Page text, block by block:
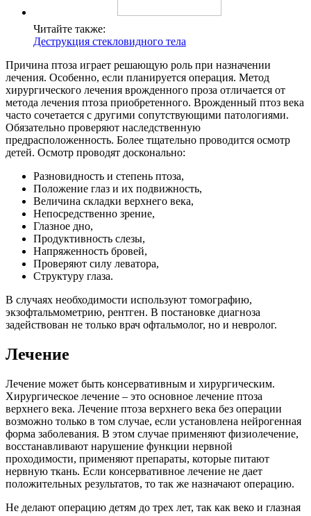
Читайте также:
Деструкция стекловидного тела
Причина птоза играет решающую роль при назначении
лечения. Особенно, если планируется операция. Метод
хирургического лечения врожденного проза отличается от
метода лечения птоза приобретенного. Врожденный птоз века
часто сочетается с другими сопутствующими патологиями.
Обязательно проверяют наследственную
предрасположенность. Более тщательно проводится осмотр
детей. Осмотр проводят досконально:
Разновидность и степень птоза,
Положение глаз и их подвижность,
Величина складки верхнего века,
Непосредственно зрение,
Глазное дно,
Продуктивность слезы,
Напряженность бровей,
Проверяют силу леватора,
Структуру глаза.
В случаях необходимости используют томографию,
экзофтальмометрию, рентген. В постановке диагноза
задействован не только врач офтальмолог, но и невролог.
Лечение
Лечение может быть консервативным и хирургическим.
Хирургическое лечение – это основное лечение птоза
верхнего века. Лечение птоза верхнего века без операции
возможно только в том случае, если установлена нейрогенная
форма заболевания. В этом случае применяют физиолечение,
восстанавливают нарушение функции нервной
проходимости, применяют препараты, которые питают
нервную ткань. Если консервативное лечение не дает
положительных результатов, то так же назначают операцию.
Не делают операцию детям до трех лет, так как веко и глазная